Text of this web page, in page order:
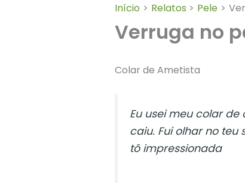
Início Relatos Pele
Verruga no
Colar de Ametista
Eu usei meu colar
caiu. Fui olhar no teu
tô impressionada